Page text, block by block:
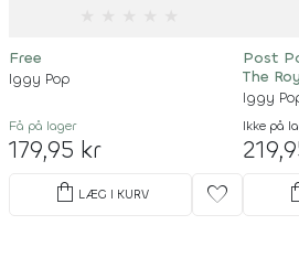
Free
Iggy Pop
Få på lager
179,95 kr
shopping_bag LÆG I KURV favorite
Post
The
DVD
Iggy
Ikke på